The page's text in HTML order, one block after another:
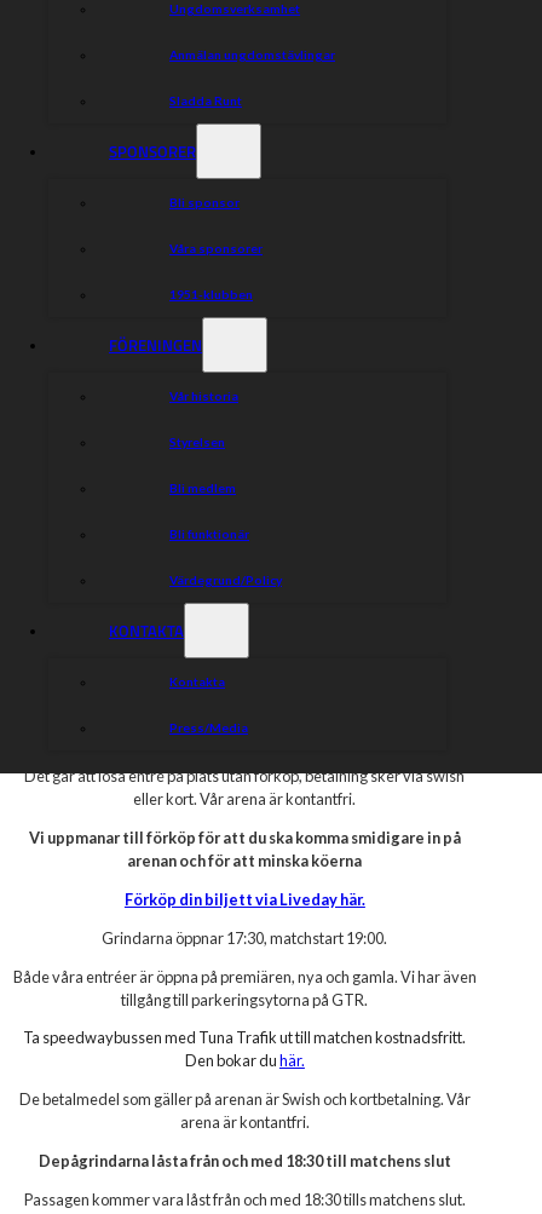
Ungdomsverksamhet
Anmälan ungdomstävlingar
Sladda Runt
SPONSORER
Bli sponsor
Våra sponsorer
1951-klubben
FÖRENINGEN
Vår historia
Styrelsen
Bli medlem
Bli funktionär
Värdegrund/Policy
KONTAKTA
Kontakta
Press/Media
kommer på besök!
Det går att lösa entré på plats utan förköp, betalning sker via swish
eller kort. Vår arena är kontantfri.
Vi uppmanar till förköp för att du ska komma smidigare in på
arenan och för att minska köerna
Förköp din biljett via Liveday här.
Grindarna öppnar 17:30, matchstart 19:00.
Både våra entréer är öppna på premiären, nya och gamla. Vi har även
tillgång till parkeringsytorna på GTR.
Ta speedwaybussen med Tuna Trafik ut till matchen kostnadsfritt.
Den bokar duhär.
De betalmedel som gäller på arenan är Swish och kortbetalning. Vår
arena är kontantfri.
Depågrindarna låsta från och med 18:30 till matchens slut
Passagen kommer vara låst från och med 18:30 tills matchens slut.